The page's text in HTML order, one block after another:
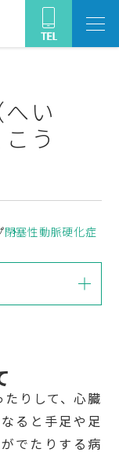
い
う
閉塞性動脈硬化症（
りして、心臓
ると手足や足
でたりする病